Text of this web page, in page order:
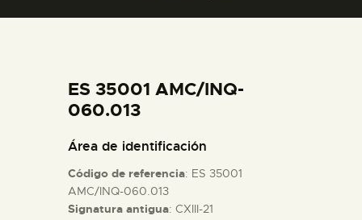
COLECCIONES
ESPAÑOL
ES 35001 AMC/INQ-
060.013
Área de identificación
Código de referencia: ES 35001
AMC/INQ-060.013
Signatura antigua: CXIII-21